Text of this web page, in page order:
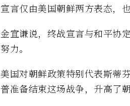
宣言仅由美国朝鲜两方表态，也
金宜谦说，终战宣言与和平协
努力。
美国对朝鲜政策特别代表斯
普准备结束这场战争，升高了